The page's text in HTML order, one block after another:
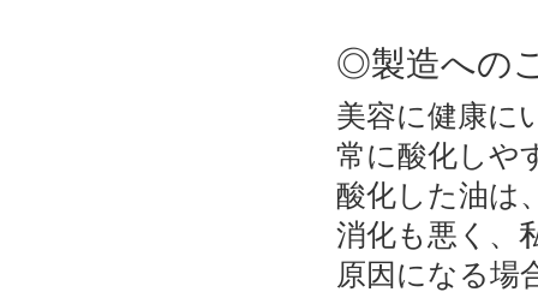
◎製造への
美容に健康に
常に酸化しや
酸化した油は
消化も悪く、
原因になる場